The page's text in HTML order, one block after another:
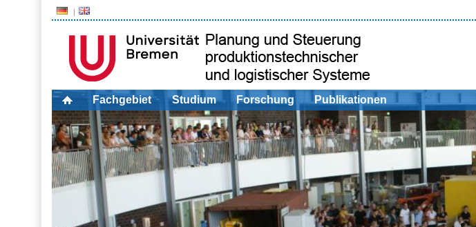
Fachgebiet Studium Forschung Publikationen